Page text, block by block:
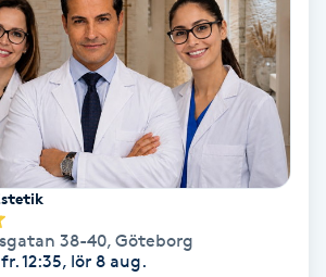
38-40, Göteborg
12:35, lör 8 aug.